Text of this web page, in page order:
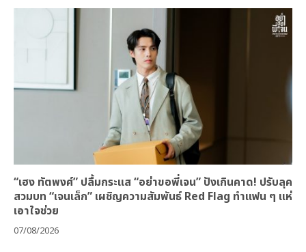
“เฮง ทัตพงศ์” ปลื้มกระแส “อย่าขอพี่เจน” ปังเกินคาด! ปรับลุค
สวมบท “เจนเล็ก” เผชิญความสัมพันธ์ Red Flag ทำแฟน ๆ แห่
เอาใจช่วย
07/08/2026